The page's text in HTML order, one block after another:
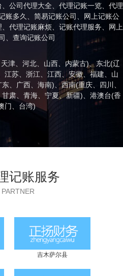
公司代理大全、代理记账一览、代理
账多久、简易记账公司、网上记账公
代理记账麻烦、记账代理服务、网上
、查询记账公司
天津、 河北、 山西、 内蒙古)、东北(辽
江苏、 浙江、 江西、 安徽、福建、 山
东、 广西、 海南)、西南(重庆、 四川 、
甘肃、 青海、 宁夏、新疆)、港澳台(香
门、 台湾)
记账服务
吉木萨尔县